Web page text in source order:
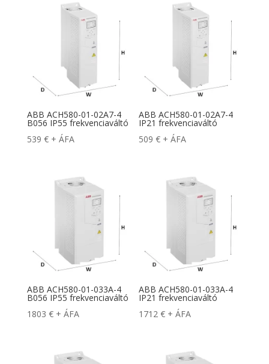
ABB ACH580-01-02A7-4
B056 IP55 frekvenciaváltó
539 € + ÁFA
ABB ACH580-01-02A7-4
IP21 frekvenciaváltó
509€ + ÁFA
ABB ACH580-01-033A-4
B056 IP55 frekvenciaváltó
1803 € + ÁFA
ABB ACH580-01-033A-4
IP21 frekvenciaváltó
1712€ + ÁFA